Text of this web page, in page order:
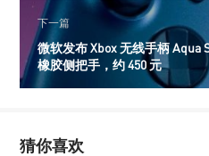
下一篇
微软发布 Xbox 无线手柄 Aqua
橡胶侧把手，约 450 元
猜你喜欢